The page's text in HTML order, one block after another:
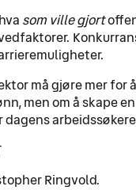
som ville gjort
må gjøre mer
men om å skape
Ringvold.